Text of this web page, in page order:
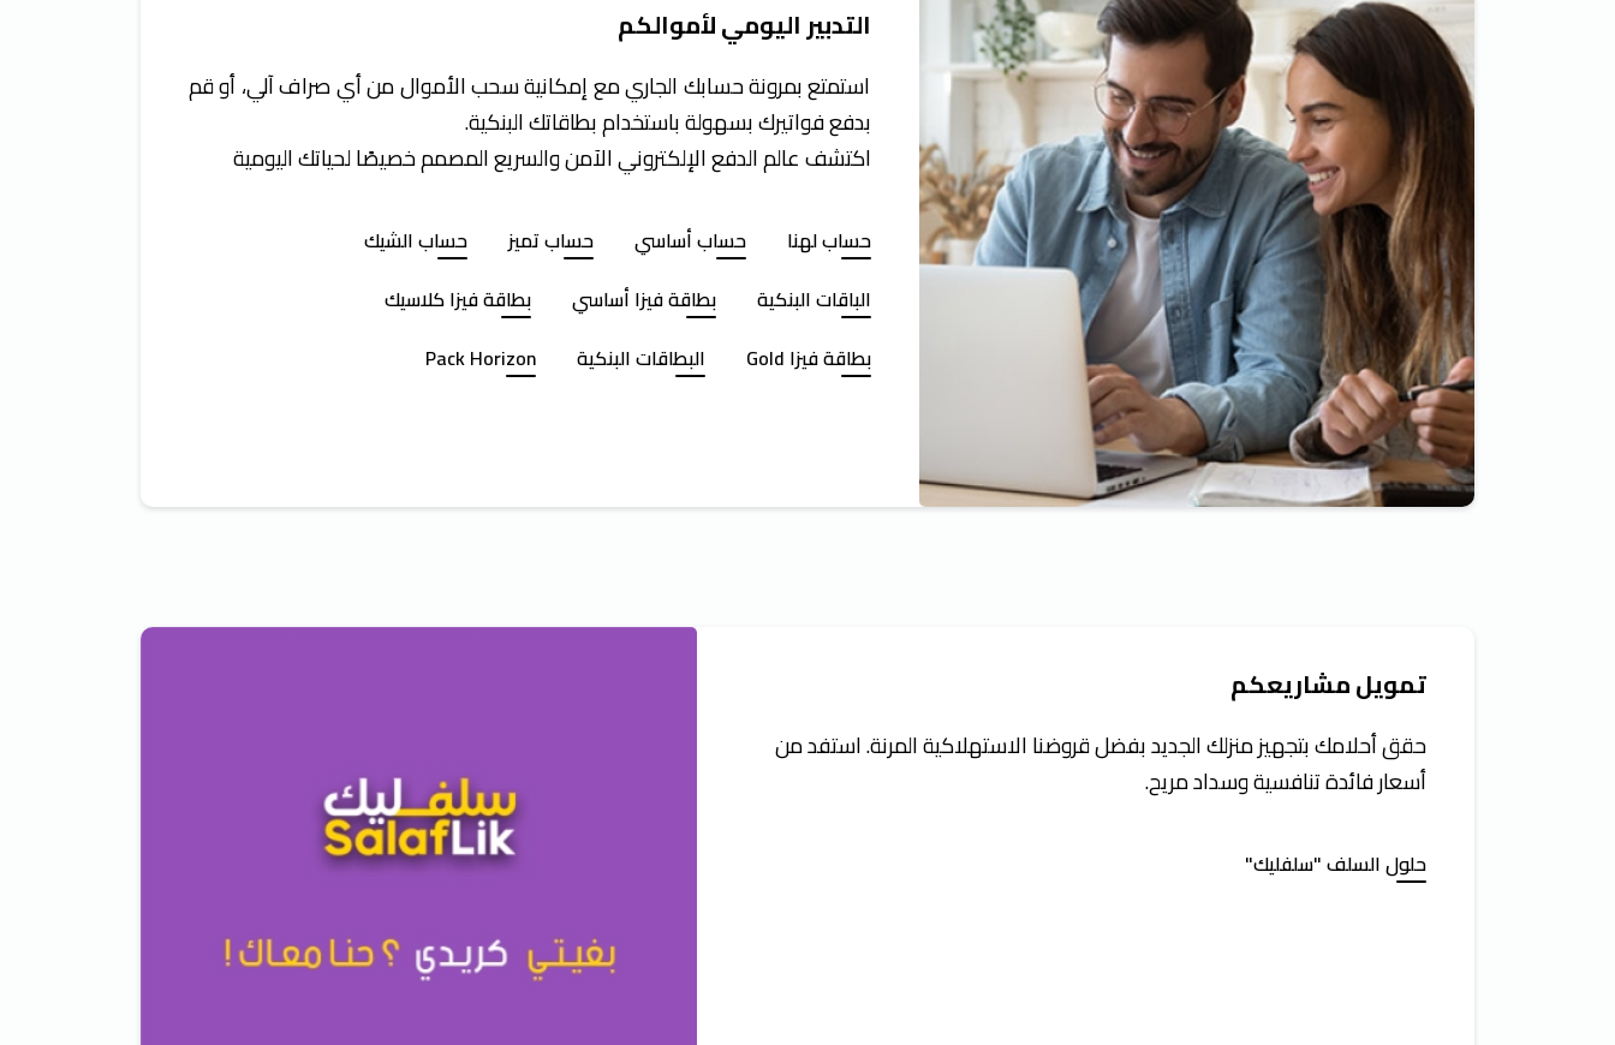
التدبير اليومي لأموالكم
استمتع بمرونة حسابك الجاري مع إمكانية سحب الأموال من أي صراف آلي، أو قم
بدفع فواتيرك بسهولة باستخدام بطاقاتك البنكية.
اكتشف عالم الدفع الإلكتروني الآمن والسريع المصمم خصيصًا لحياتك اليومية
حساب لهنا حساب أساسي حساب تميز
حساب الشيك
الباقات البنكية
بطاقة فيزا أساسي
بطاقة فيزا كلاسيك
بطاقة فيزا Gold
البطاقات البنكية Pack Horizon
تمويل مشاريعكم
حقق أحلامك بتجهيز منزلك الجديد بفضل قروضنا الاستهلاكية المرنة. استفد من
أسعار فائدة تنافسية وسداد مريح.
حلول السلف "سلفليك"